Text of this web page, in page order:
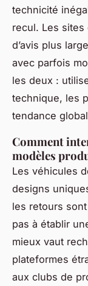
technicité
recul. Les
d’avis plus
avec parfois
les deux :
technique, les
tendance
Comment
modèles
Les véhicules
designs
les retours
pas à établir
mieux vaut
plateformes
aux clubs de